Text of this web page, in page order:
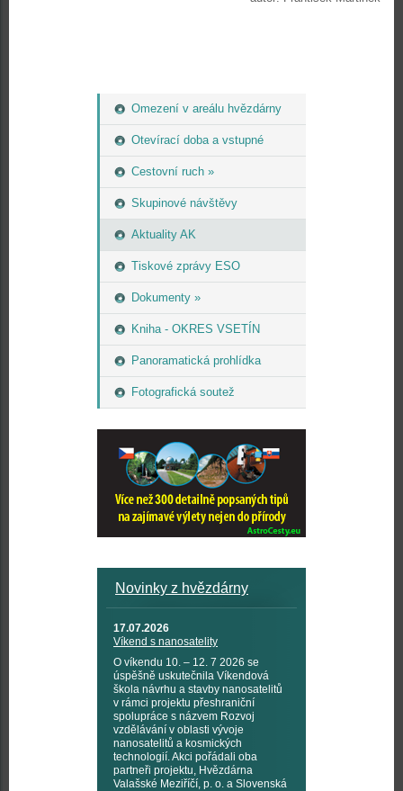
Omezení v areálu hvězdárny
Otevírací doba a vstupné
Cestovní ruch »
Skupinové návštěvy
Aktuality AK
Tiskové zprávy ESO
Dokumenty »
Kniha - OKRES VSETÍN
Panoramatická prohlídka
Fotografická soutež
Novinky z hvězdárny
17.07.2026
Víkend s nanosatelity
O víkendu 10. – 12. 7 2026 se
úspěšně uskutečnila Víkendová
škola návrhu a stavby nanosatelitů
v rámci projektu přeshraniční
spolupráce s názvem Rozvoj
vzdělávání v oblasti vývoje
nanosatelitů a kosmických
technologií. Akci pořádali oba
partneři projektu, Hvězdárna
Valašské Meziříčí, p. o. a Slovenská